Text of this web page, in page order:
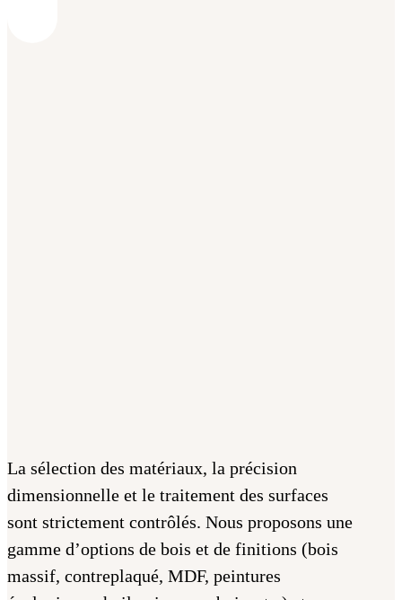
La sélection des matériaux, la précision
dimensionnelle et le traitement des surfaces
sont strictement contrôlés. Nous proposons une
gamme d’options de bois et de finitions (bois
massif, contreplaqué, MDF, peintures